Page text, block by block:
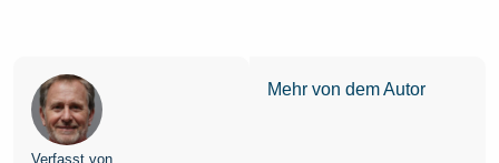
Verfasst von
Mehr von dem Autor